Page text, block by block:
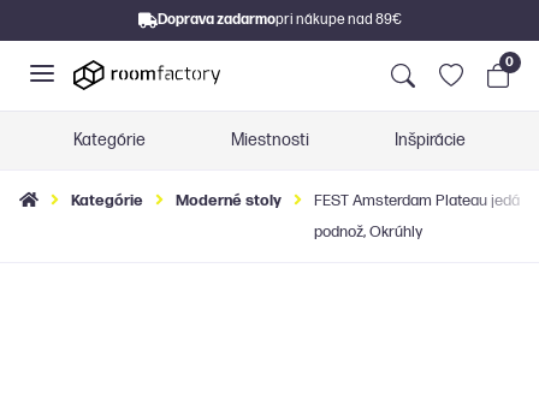
Doprava zadarmopri nákupe nad 89€
0
Kategórie Miestnosti Inšpirácie
Kategórie Moderné stoly
FEST Amsterdam Plateau
podnož, Okrúhly